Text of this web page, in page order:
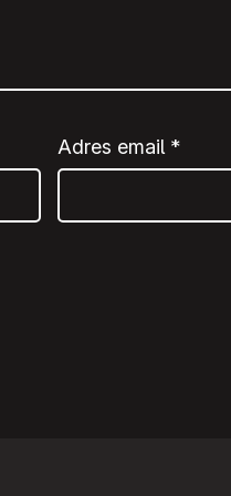
Adres email *